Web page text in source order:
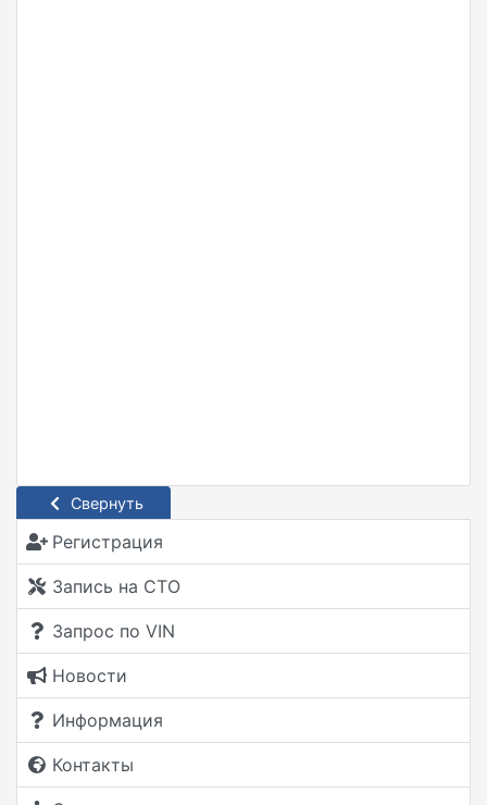
Свернуть
Регистрация
Запись на СТО
Запрос по VIN
Новости
Информация
Контакты